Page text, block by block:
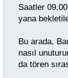
Saatler
yana
Bu arada,
nasıl
da tören